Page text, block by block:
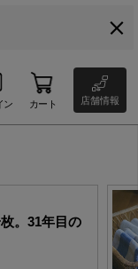
ン カート 店舗情報
。31年目の